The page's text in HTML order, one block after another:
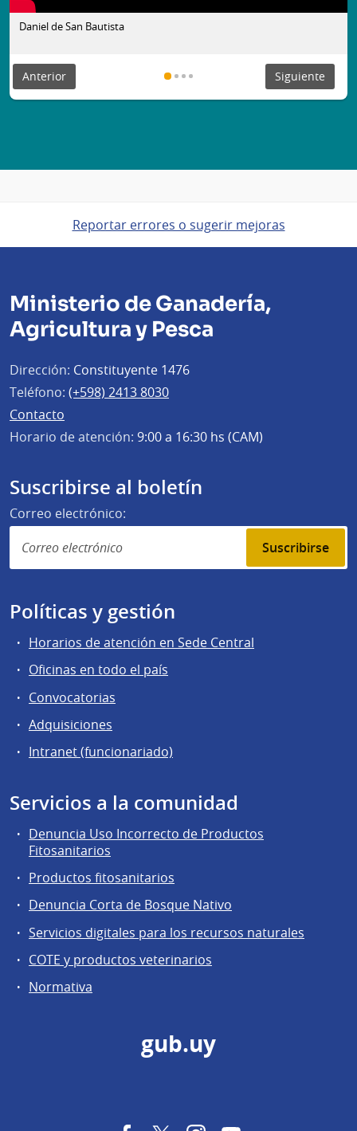
Daniel de San Bautista
Anterior Siguiente
Reportar errores o sugerir mejoras
Ministerio de Ganadería,
Agricultura y Pesca
Dirección: Constituyente 1476
Teléfono: (+598) 2413 8030
Contacto
Horario de atención: 9:00 a 16:30 hs (CAM)
Suscribirse al boletín
Correo electrónico:
Suscribirse
Políticas y gestión
Horarios de atención en Sede Central
Oficinas en todo el país
Convocatorias
Adquisiciones
Intranet (funcionariado)
Servicios a la comunidad
Denuncia Uso Incorrecto de Productos
Fitosanitarios
Productos fitosanitarios
Denuncia Corta de Bosque Nativo
Servicios digitales para los recursos naturales
COTE y productos veterinarios
Normativa
gub.uy